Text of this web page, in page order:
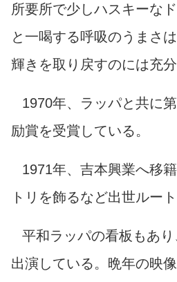
所要所で少しハスキーな
と一喝する呼吸のうまさ
輝きを取り戻すのには充
1970年、ラッパと共に
励賞を受賞している。
1971年、吉本興業へ移
トリを飾るなど出世ルー
平和ラッパの看板もあ
出演している。晩年の映